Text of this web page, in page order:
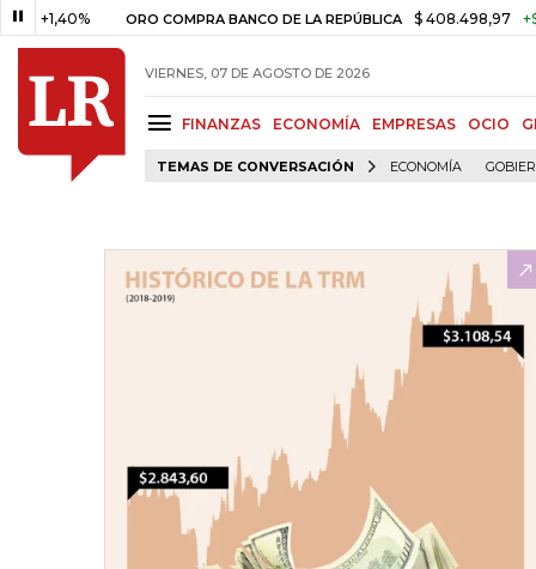
ORO COMPRA BANCO DE LA REPÚBLICA $ 408.498,97 +$
VIERNES, 07 DE AGOSTO DE 2026
FINANZAS ECONOMÍA EMPRESAS OCIO
TEMAS DE CONVERSACIÓN ECONOMÍA